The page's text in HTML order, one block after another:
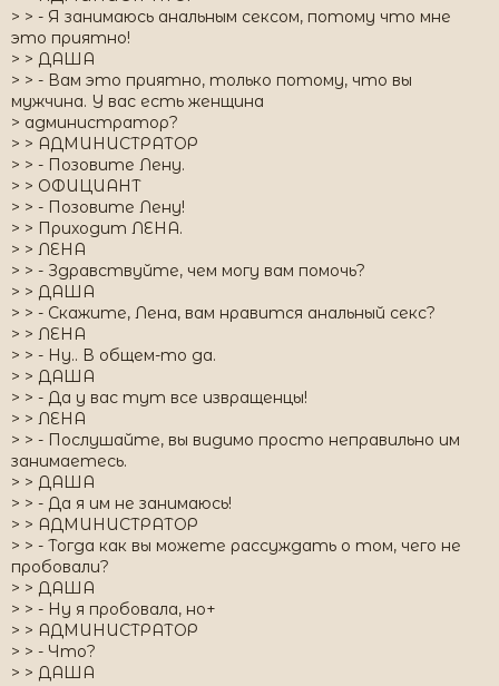
> > - Я занимаюсь анальным сексом, потому что мне
это приятно!
> > ДАША
> > - Вам это приятно, только потому, что вы
мужчина. У вас есть женщина
> администратор?
> > АДМИНИСТРАТОР
> > - Позовите Лену.
> > ОФИЦИАНТ
> > - Позовите Лену!
> > Приходит ЛЕНА.
> > ЛЕНА
> > - Здравствуйте, чем могу вам помочь?
> > ДАША
> > - Скажите, Лена, вам нравится анальный секс?
> > ЛЕНА
> > - Ну.. В общем-то да.
> > ДАША
> > - Да у вас тут все извращенцы!
> > ЛЕНА
> > - Послушайте, вы видимо просто неправильно им
занимаетесь.
> > ДАША
> > - Да я им не занимаюсь!
> > АДМИНИСТРАТОР
> > - Тогда как вы можете рассуждать о том, чего не
пробовали?
> > ДАША
> > - Ну я пробовала, но+
> > АДМИНИСТРАТОР
> > - Что?
> > ДАША